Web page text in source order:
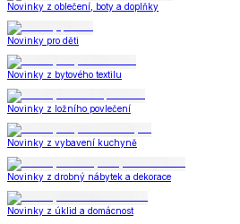
Novinky z oblečení, boty a doplňky
Novinky pro děti
Novinky z bytového textilu
Novinky z ložního povlečení
Novinky z vybavení kuchyně
Novinky z drobný nábytek a dekorace
Novinky z úklid a domácnost